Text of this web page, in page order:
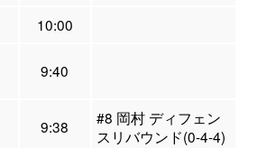
10:00
9:40
9:38
#8 岡村 ディフェン
スリバウンド(0-4-4)